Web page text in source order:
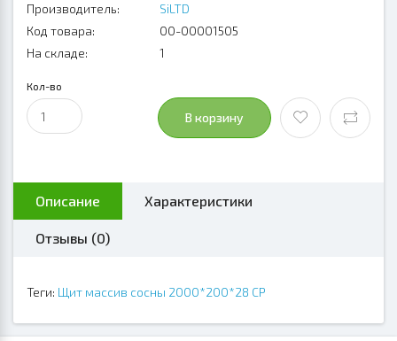
Производитель:
SiLTD
Код товара:
00-00001505
На складе:
1
Кол-во
В корзину
Описание Характеристики
Отзывы (0)
Теги: Щит массив сосны 2000*200*28 СР